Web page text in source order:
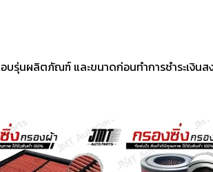
รุ่นผลิตภัณฑ์ และขนาดก่อนทำการชำระเงิน